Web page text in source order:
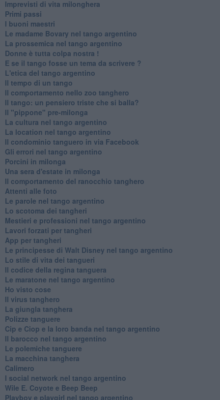
Imprevisti di vita milonghera
Primi passi
I buoni maestri
Le madame Bovary nel tango argentino
La prossemica nel tango argentino
Donne è tutta colpa nostra !
E se il tango fosse un tema da scrivere ?
L'etica del tango argentino
Il tempo di un tango
Il comportamento nello zoo tanghero
Il tango: un pensiero triste che si balla?
Il "pippone" pre-milonga
La cultura nel tango argentino
La location nel tango argentino
Il condominio tanguero in via Facebook
Gli errori nel tango argentino
Porcini in milonga
Una sera d'estate in milonga
Il comportamento del ranocchio tanghero
Attenti alle foto
Le parole nel tango argentino
Lo scotoma dei tangheri
Mestieri e professioni nel tango argentino
Lavori forzati per tangheri
App per tangheri
Le principesse di Walt Disney nel tango argentino
Lo stile di vita dei tangueri
Il codice della regina tanguera
Le maratone nel tango argentino
Ho visto cose
Il virus tanghero
La giungla tanghera
Polizze tanguere
Cip e Ciop e la loro banda nel tango argentino
Il barocco nel tango argentino
Le polemiche tanguere
La macchina tanghera
Calimero
​I social network nel tango argentino
Wile E. Coyote e Beep Beep
Playboy e playgirl nel tango argentino